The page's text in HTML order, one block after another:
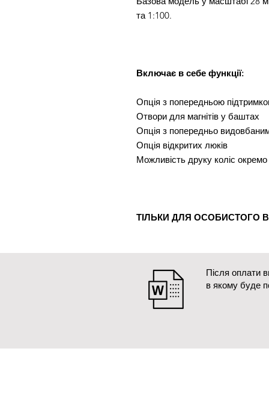
та 1:100.
Включає в себе функції:
Опція з попередньою
Отвори для магнітів у баштах
Опція з попередньо
Опція відкритих люків
Можливість друку коліс
ТІЛЬКИ ДЛЯ ОСОБИСТОГО
Після оплати
в якому буде